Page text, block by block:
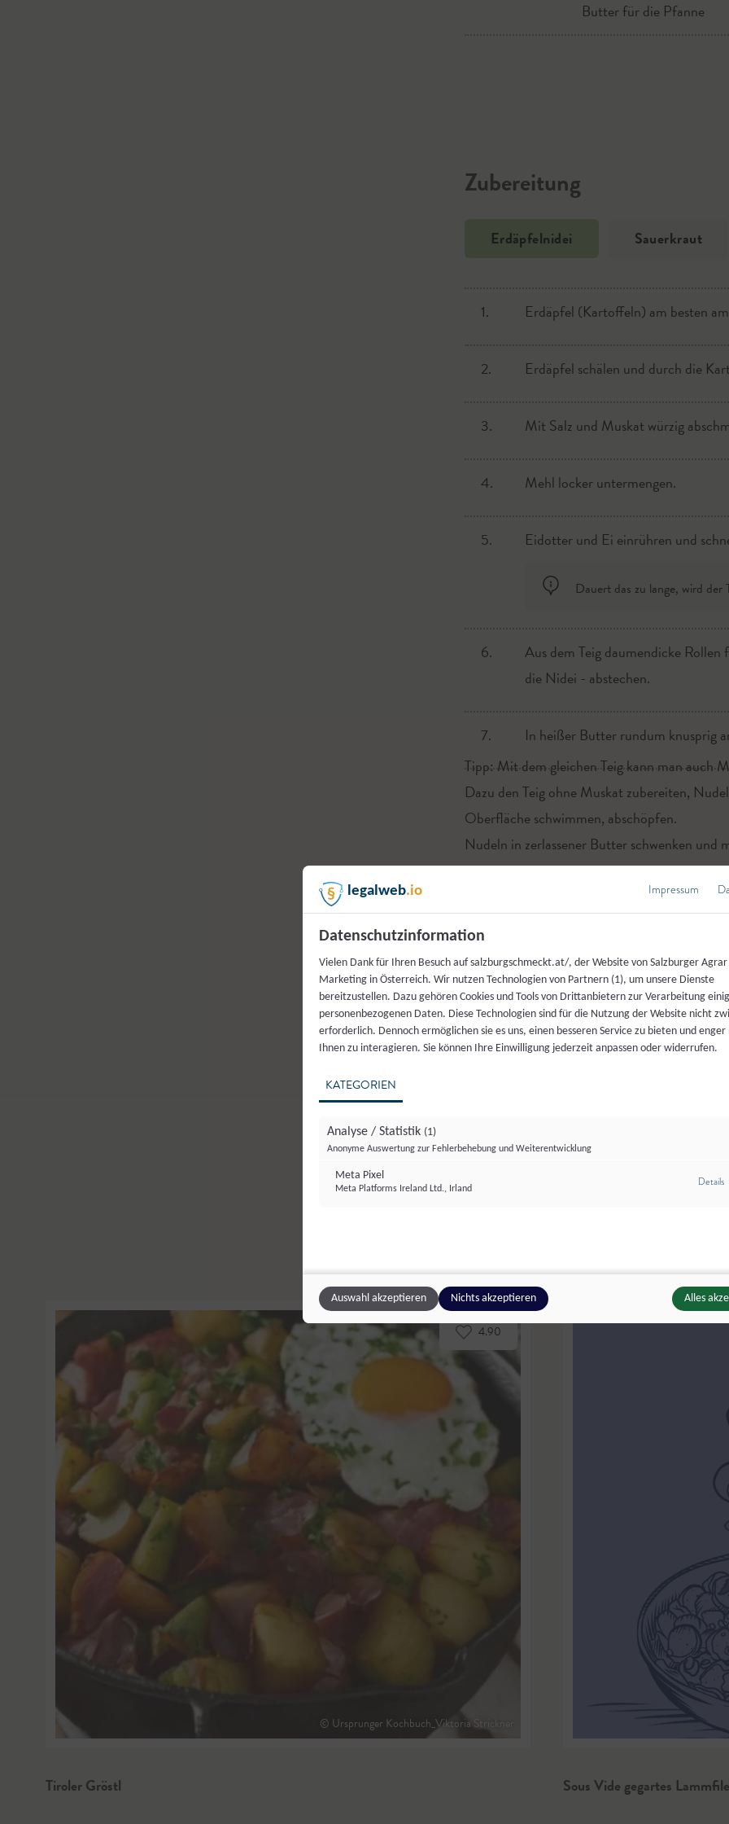
Butter für die Pfanne
Wacholder
Zubereitung
Erdäpfelnidei Sauerkraut
1. Erdäpfel (Kartoffeln) am besten
2. Erdäpfel schälen und durch die
3. Mit Salz und Muskat würzig
4. Mehl locker untermengen.
5. Eidotter und Ei einrühren und
Dauert das zu lange, wird
6.
Aus dem Teig daumendicke
die Nidei - abstechen.
7. In heißer Butter rundum knusprig
1.
Die Speckwürfel anbraten, wenn
Tipp: Mit dem gleichen Teig kann man auch
Dazu den Teig ohne Muskat zubereiten,
Oberfläche schwimmen, abschöpfen.
Nudeln in zerlassener Butter schwenken
Erika Schwab-Röck,Salzburger
Dieses Rezept ausdrucken
Drucken Teilen Liken
WeitereHauptspeisen
© Ursprunger Kochbuch_Viktoria Strickner
4.90
Tiroler Gröstl Sous Vide gegartes
legalweb.io Impressum
Datenschutzinformation
Vielen Dank für Ihren Besuch auf salzburgschmeckt.at/, der Website von Salzburger Agrar
Marketing in Österreich. Wir nutzen Technologien von Partnern (1), um unsere Dienste
bereitzustellen. Dazu gehören Cookies und Tools von Drittanbietern zur Verarbeitung
personenbezogenen Daten. Diese Technologien sind für die Nutzung der Website nicht
erforderlich. Dennoch ermöglichen sie es uns, einen besseren Service zu bieten und
Ihnen zu interagieren. Sie können Ihre Einwilligung jederzeit anpassen oder widerrufen.
KATEGORIEN
Analyse / Statistik (1)
Anonyme Auswertung zur Fehlerbehebung und Weiterentwicklung
Meta Pixel
Meta Platforms Ireland Ltd., Irland
Details
Auswahl akzeptieren Nichts akzeptieren Alles